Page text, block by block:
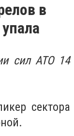
в
сил АТО 14
сектора